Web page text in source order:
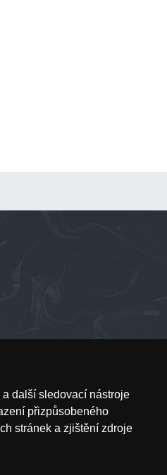
další sledovací nástroje
přizpůsobeného
stránek a zjištění zdroje